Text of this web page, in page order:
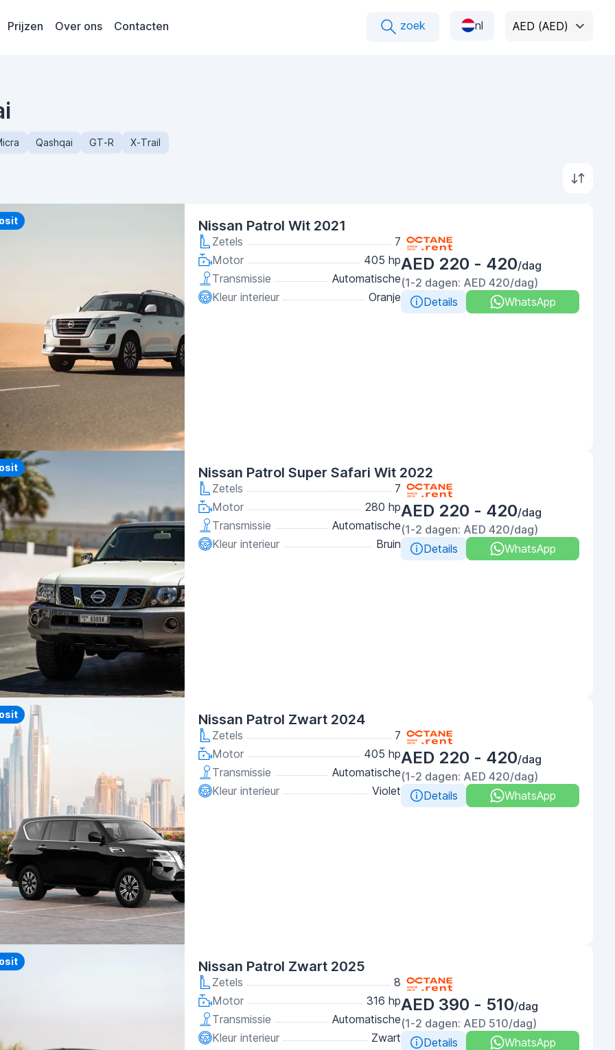
Prijzen Over ons Contacten zoek nl AED (AED)
Qashqai GT-R X-Trail
Nissan Patrol Wit 2021
Zetels
7
Motor
405 hp
Transmissie
Automatische
Kleur interieur
Oranje
AED 220 - 420/dag
(1-2 dagen: AED 420/dag)
Details
WhatsApp
Nissan Patrol Super Safari Wit 2022
Zetels
7
Motor
280 hp
Transmissie
Automatische
Kleur interieur
Bruin
AED 220 - 420/dag
(1-2 dagen: AED 420/dag)
Details
WhatsApp
Nissan Patrol Zwart 2024
Zetels
7
Motor
405 hp
Transmissie
Automatische
Kleur interieur
Violet
AED 220 - 420/dag
(1-2 dagen: AED 420/dag)
Details
WhatsApp
Nissan Patrol Zwart 2025
Zetels
8
Motor
316 hp
Transmissie
Automatische
Kleur interieur
Zwart
AED 390 - 510/dag
(1-2 dagen: AED 510/dag)
Details
WhatsApp